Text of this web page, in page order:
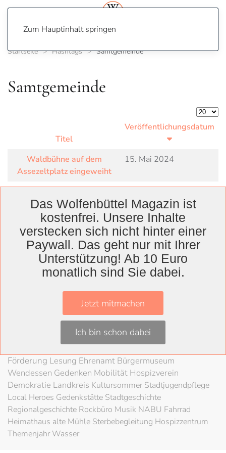
Zum Hauptinhalt springen
Startseite Hashtags Samtgemeinde
Samtgemeinde
Titel
Veröffentlichungsdatum
Waldbühne auf dem
Assezeltplatz eingeweiht
15. Mai 2024
WolfenbüttelLandkreis
WolfenbüttelLessingtheaterAusstellung
Herzog August Bibliothek Nachhaltigkeit
KunstKunstvereinMuseumFestival
Braunschweigische LandschaftHAB
Jahre KriegsendeLiteraturSalzgitterTheater
UmweltschutzLAG Rock
SchladenStadtradelnFahrradfahren
Förderung Lesung Ehrenamt Bürgermuseum
Wendessen Gedenken Mobilität Hospizverein
Demokratie Landkreis KultursommerStadtjugendpflege
Local Heroes Gedenkstätte Stadtgeschichte
Regionalgeschichte Rockbüro Musik NABU Fahrrad
Heimathaus alte Mühle Sterbebegleitung Hospizzentrum
Themenjahr Wasser
Das Wolfenbüttel Magazin ist
kostenfrei. Unsere Inhalte
verstecken sich nicht hinter einer
Paywall. Das geht nur mit Ihrer
Unterstützung! Ab 10 Euro
monatlich sind Sie dabei.
Jetzt mitmachen
Ich bin schon dabei